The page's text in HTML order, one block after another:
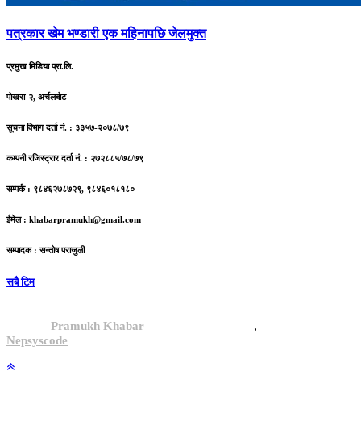
पत्रकारखेम भण्डारी एक महिनापछि जेलमुक्त
प्रमुख मिडिया प्रा.लि.
पोखरा-२, अर्चलबोट
सूचना विभाग दर्ता नं. : ३३५७-२०७८/७९
कम्पनी रजिस्ट्रार दर्ता नं. : २७२८८५/७८/७९
सम्पर्क : ९८४६२७८७२९, ९८४६०१८१८०
ईमेल : khabarpramukh@gmail.com
सम्पादक : सन्तोष पराजुली
सबै टिम
Pramukh Khabar, All rights reserved. ,
Nepsyscode